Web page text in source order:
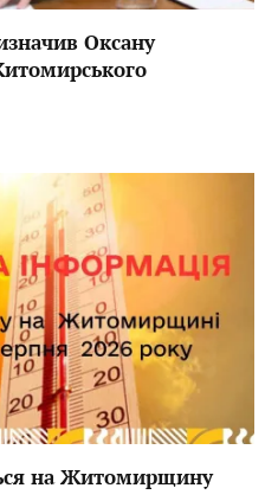
Оксану
на Житомирщину